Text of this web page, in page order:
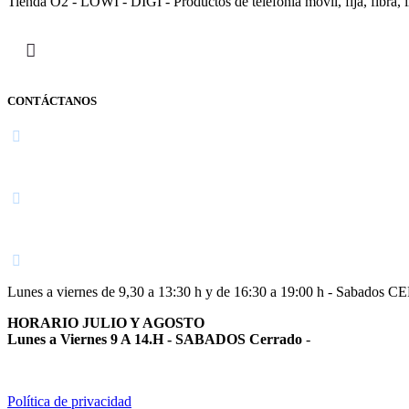
CONTÁCTANOS
Lunes a viernes de 9,30 a 13:30 h y de 16:30 a 19:00 h - Sabados
HORARIO JULIO Y AGOSTO
Lunes a Viernes 9 A 14.H - SABADOS Cerrado -
Política de privacidad